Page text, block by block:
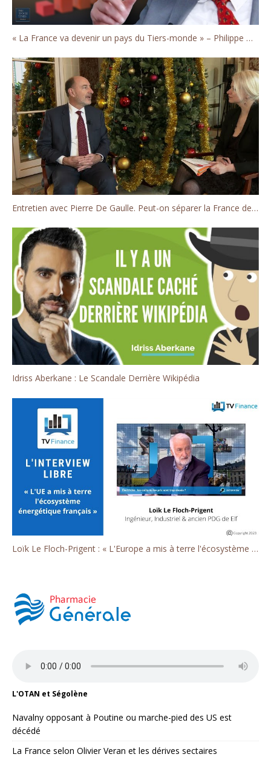
« La France va devenir un pays du Tiers-monde » – Philippe Murer
Entretien avec Pierre De Gaulle. Peut-on séparer la France de la Russie?
Idriss Aberkane : Le Scandale Derrière Wikipédia
Loïk Le Floch-Prigent : « L'Europe a mis à terre l'écosystème énergétique français »
L'OTAN et Ségolène
Navalny opposant à Poutine ou marche-pied des US est
décédé
La France selon Olivier Veran et les dérives sectaires